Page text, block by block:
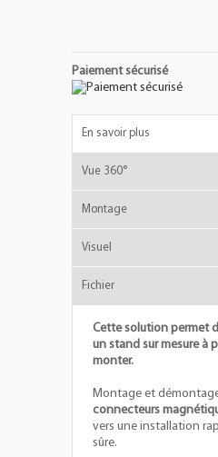
Paiement sécurisé
En savoir plus
Vue 360°
Montage
Visuel
Fichier
Cette solution permet
un stand sur mesure à
monter.
Montage et
connecteurs
vers une installation
sûre.